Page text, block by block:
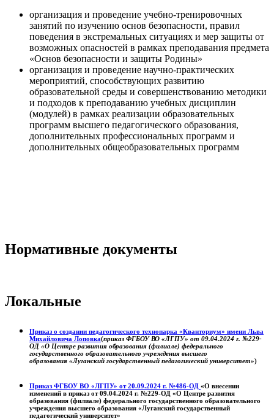
организация и проведение учебно-тренировочных
занятий по изучению основ безопасности, правил
поведения в экстремальных ситуациях и мер защиты от
возможных опасностей в рамках преподавания предмета
«Основ безопасности и защиты Родины»
организация и проведение научно-практических
мероприятий, способствующих развитию
образовательной среды и совершенствованию методики
и подходов к преподаванию учебных дисциплин
(модулей) в рамках реализации образовательных
программ высшего педагогического образования,
дополнительных профессиональных программ и
дополнительных общеобразовательных программ
Нормативные документы
Локальные
Приказ о создании педагогического технопарка «Кванториум» имени Льва
Михайловича Лоповка(приказ ФГБОУ ВО «ЛГПУ» от 09.04.2024 г. №229-
ОД «О Центре развития образования (филиале) федерального
государственного образовательного учреждения высшего
образования «Луганский государственный педагогический университет»)
Приказ ФГБОУ ВО «ЛГПУ» от 20.09.2024 г. №486-ОД «О внесении
изменений в приказ от 09.04.2024 г. №229-ОД «О Центре развития
образования (филиале) федерального государственного образовательного
учреждения высшего образования «Луганский государственный
педагогический университет»